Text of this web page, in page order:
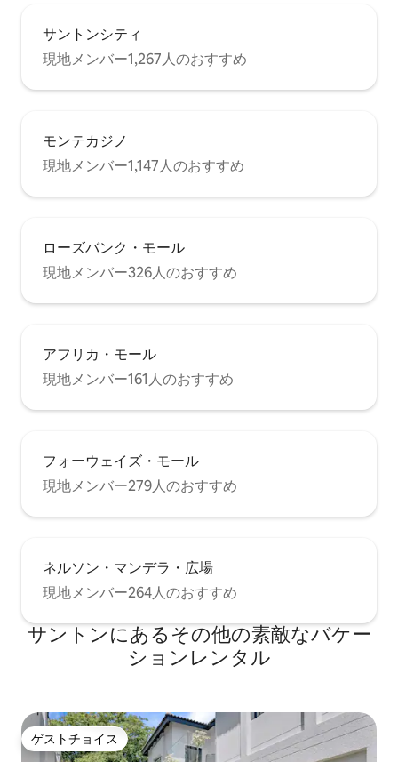
サントンシティ
現地メンバー1,267人のおすすめ
モンテカジノ
現地メンバー1,147人のおすすめ
ローズバンク・モール
現地メンバー326人のおすすめ
アフリカ・モール
現地メンバー161人のおすすめ
フォーウェイズ・モール
現地メンバー279人のおすすめ
ネルソン・マンデラ・広場
現地メンバー264人のおすすめ
サントンにあるその他の素敵なバケー
ションレンタル
ゲストチョイス
ゲストチョイス